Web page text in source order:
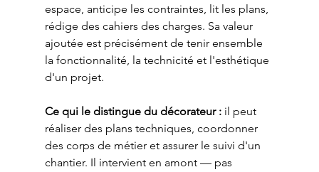
espace, anticipe les contraintes, lit les plans,
rédige des cahiers des charges. Sa valeur
ajoutée est précisément de tenir ensemble
la fonctionnalité, la technicité et l'esthétique
d'un projet.
Ce qui le distingue du décorateur : il peut
réaliser des plans techniques, coordonner
des corps de métier et assurer le suivi d'un
chantier. Il intervient en amont — pas